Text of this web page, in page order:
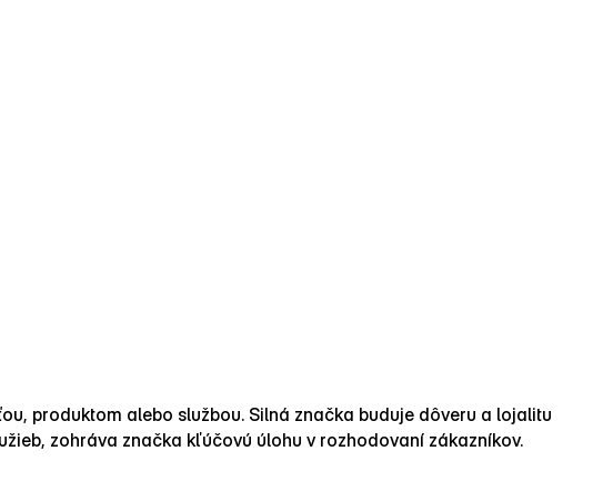
produktom alebo službou. Silná značka buduje dôveru a lojalitu
zohráva značka kľúčovú úlohu v rozhodovaní zákazníkov.